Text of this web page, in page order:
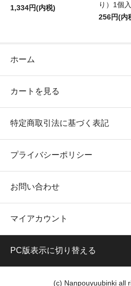
1,334円(内税)
り）1個
256円(内
ホーム
カートを見る
特定商取引法に基づく表記
プライバシーポリシー
お問い合わせ
マイアカウント
PC版表示に切り替える
(c) Nanpouyuubinki all